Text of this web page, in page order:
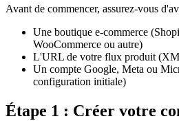
Avant de commencer, assurez-vous
Une boutique e-commerce
WooCommerce ou autre)
L'URL de votre flux produit
Un compte Google, Meta ou
configuration initiale)
Étape 1 : Créer votre